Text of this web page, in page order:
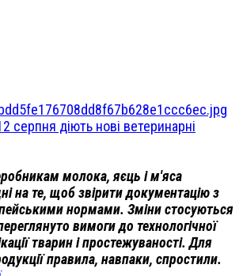
серпня діють нові ветеринарні
молока, яєць і м'яса
на те, щоб звірити документацію з
нормами. Зміни стосуються
вимоги до технологічної
тварин і простежуваності. Для
правила, навпаки, спростили.